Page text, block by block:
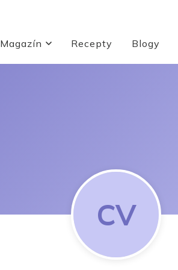
Magazín Recepty Blogy
CV